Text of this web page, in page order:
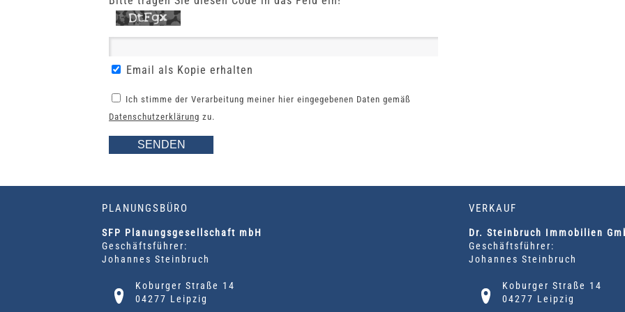
Email als Kopie erhalten
Ich stimme der Verarbeitung meiner hier eingegebenen Daten gemäß
Datenschutzerklärung zu.
PLANUNGSBÜRO
SFP Planungsgesellschaft mbH
Geschäftsführer:
Johannes Steinbruch
Koburger Straße 14
04277 Leipzig
VERKAUF
Dr. Steinbruch Immobilien
Geschäftsführer:
Johannes Steinbruch
Koburger Straße 14
04277 Leipzig